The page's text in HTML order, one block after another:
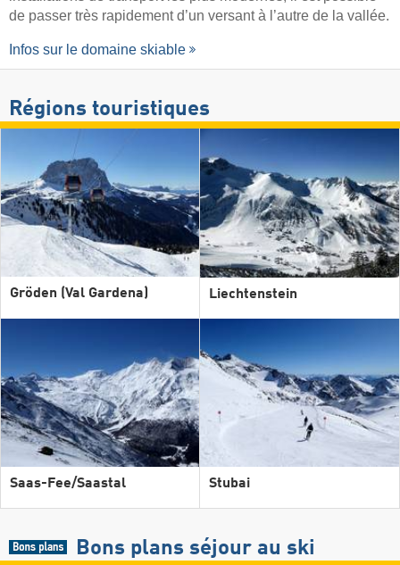
de passer très rapidement d’un versant à l’autre de la vallée.
Infos sur le domaine skiable
Régions touristiques
Gröden (Val Gardena) Liechtenstein
Saas-Fee/​Saastal Stubai
Bons plans séjour au ski